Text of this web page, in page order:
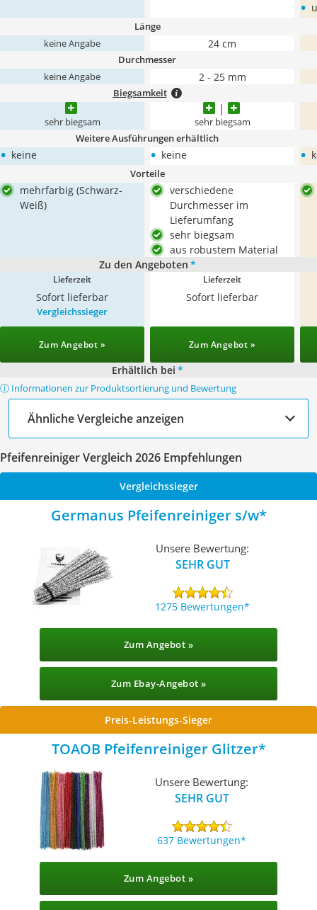
•
Länge
keine Angabe 24 cm
Durchmesser
keine Angabe 2 - 25 mm
Biegsamkeit
sehr biegsam sehr biegsam
Weitere Ausführungen erhältlich
• keine • keine •
Vorteile
mehrfarbig (Schwarz-
Weiß)
verschiedene
Durchmesser im
Lieferumfang
sehr biegsam
aus robustem Material
Zu den Angeboten *
Lieferzeit
Sofort lieferbar
Lieferzeit
Sofort lieferbar
Vergleichssieger
Zum Angebot » Zum Angebot »
Erhältlich bei *
ⓘ Informationen zur Produktsortierung und Bewertung
Ähnliche Vergleiche anzeigen
Pfeifenreiniger Vergleich 2026 Empfehlungen
Vergleichssieger
Germanus Pfeifenreiniger s/w
Unsere Bewertung:
SEHR GUT
1275 Bewertungen
Zum Angebot »
Zum Ebay-Angebot »
Preis-Leistungs-Sieger
TOAOB Pfeifenreiniger Glitzer
Unsere Bewertung:
SEHR GUT
637 Bewertungen
Zum Angebot »